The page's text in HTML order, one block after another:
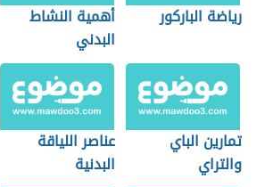
رياضة الباركور
أهمية النشاط
البدني
تمارين الباي
والتراي
عناصر اللياقة
البدنية